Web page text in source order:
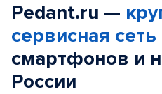
Pedant.ru —
сервисная сеть
смартфонов и
России